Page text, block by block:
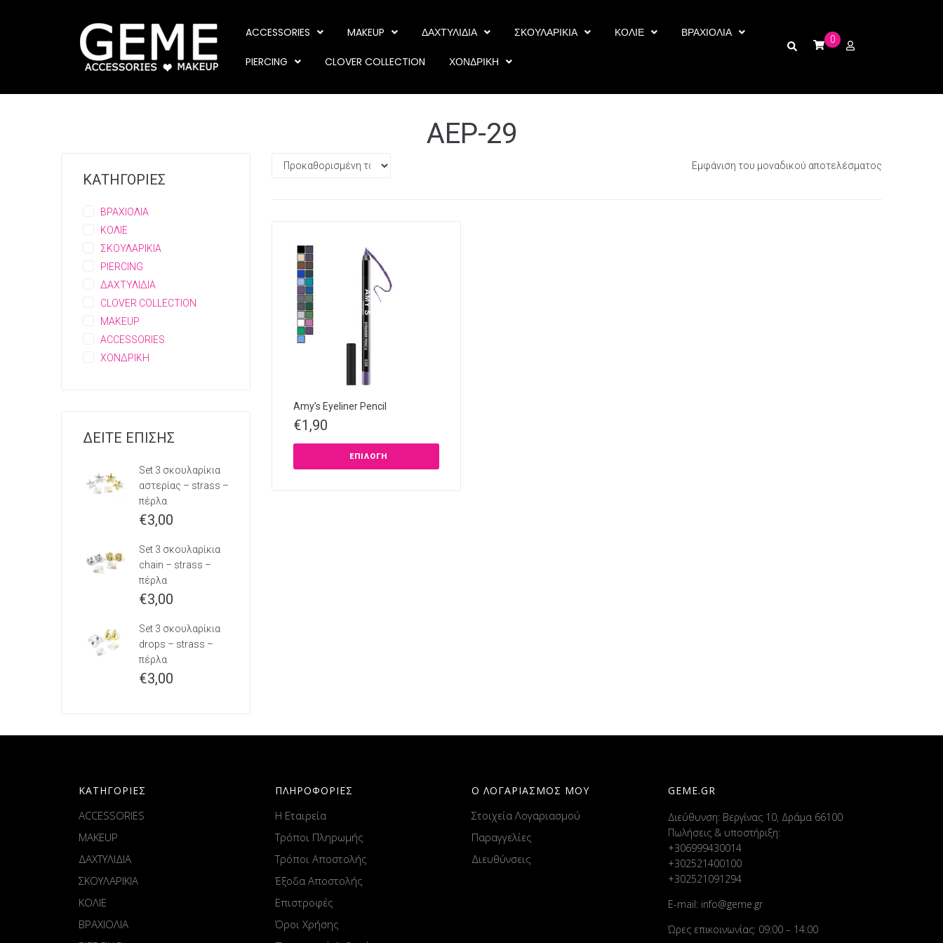
ACCESSORIES MAKEUP ΔΑΧΤΥΛΙΔΙΑ ΣΚΟΥΛΑΡΙΚΙΑ ΚΟΛΙΕ ΒΡΑΧΙΟΛΙΑ
PIERCING CLOVER COLLECTION ΧΟΝΔΡΙΚΗ
0
AEP-29
Εμφάνιση του μοναδικού αποτελέσματος
Amy’s Eyeliner Pencil
€1,90
ΕΠΙΛΟΓΉ
ΚΑΤΗΓΟΡΙΕΣ
ΒΡΑΧΙΟΛΙΑ
ΚΟΛΙΕ
ΣΚΟΥΛΑΡΙΚΙΑ
PIERCING
ΔΑΧΤΥΛΙΔΙΑ
CLOVER COLLECTION
MAKEUP
ACCESSORIES
ΧΟΝΔΡΙΚΗ
ΔΕΙΤΕ ΕΠΙΣΗΣ
Set 3 σκουλαρίκια
αστερίας – strass –
πέρλα
€3,00
Set 3 σκουλαρίκια
chain – strass –
πέρλα
€3,00
Set 3 σκουλαρίκια
drops – strass –
πέρλα
€3,00
ΚΑΤΗΓΟΡΙΕΣ
ACCESSORIES
MAKEUP
ΔΑΧΤΥΛΙΔΙΑ
ΣΚΟΥΛΑΡΙΚΙΑ
ΚΟΛΙΕ
ΒΡΑΧΙΟΛΙΑ
ΠΛΗΡΟΦΟΡΙΕΣ
Η Εταιρεία
Τρόποι Πληρωμής
Τρόποι Αποστολής
Έξοδα Αποστολής
Επιστροφές
Όροι Χρήσης
Ο ΛΟΓΑΡΙΑΣΜΟΣ ΜΟΥ
Στοιχεία Λογαριασμού
Παραγγελίες
Διευθύνσεις
GEME.GR
Διεύθυνση: Βεργίνας 10, Δράμα 66100
Πωλήσεις & υποστήριξη:
+306999430014
+302521400100
+302521091294
E-mail: info@geme.gr
Ώρες επικοινωνίας: 09:00 – 14:00